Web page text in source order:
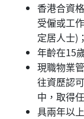
香港合資
受僱或工
定居人士)
年齡在15
現職物業
往資歷認
中，取得
具兩年以